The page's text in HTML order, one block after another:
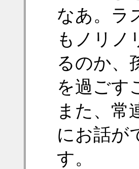
なあ。ラ
もノリノ
るのか、
を過ごす
また、常
にお話が
す。